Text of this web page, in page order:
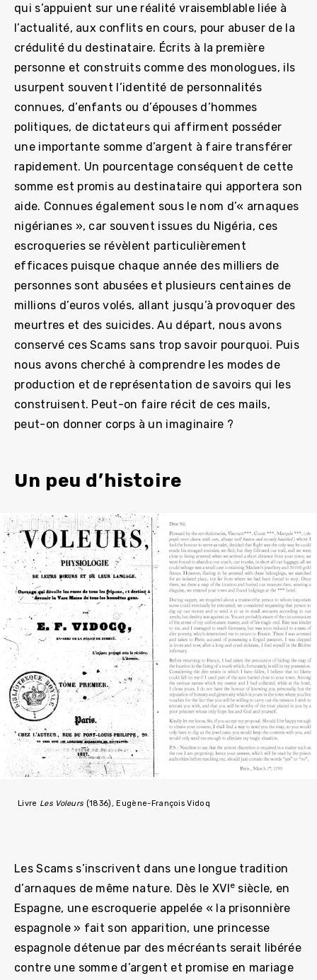
qui s’appuient sur une réalité vraisemblable liée à
l’actualité, aux conflits en cours, pour abuser de la
crédulité du destinataire. Écrits à la première
personne et construits comme des monologues, ils
usurpent souvent l’identité de personnalités
connues, d’enfants ou d’épouses d’hommes
politiques, de dictateurs qui affirment posséder
une importante somme d’argent à faire transférer
rapidement. Un pourcentage conséquent de cette
somme est promis au destinataire qui apportera son
aide. Connues également sous le nom d’« arnaques
nigérianes », car souvent issues du Nigéria, ces
escroqueries se révèlent particulièrement
efficaces puisque chaque année des milliers de
personnes sont abusées et plusieurs centaines de
millions d’euros volés, allant jusqu’à provoquer des
meurtres et des suicides. Au départ, nous avons
conservé ces Scams sans trop savoir pourquoi. Puis
nous avons cherché à comprendre les modes de
production et de représentation de savoirs qui les
construisent. Peut-on faire récit de ces mails,
peut-on donner corps à un imaginaire ?
Un peu d’histoire
Livre Les Voleurs (1836), Eugène-François Vidoq
Les Scams s’inscrivent dans une longue tradition
d’arnaques de même nature. Dès le XVI e siècle, en
Espagne, une escroquerie appelée « la prisonnière
espagnole » fait son apparition, une princesse
espagnole détenue par des mécréants serait libérée
contre une somme d’argent et promise en mariage